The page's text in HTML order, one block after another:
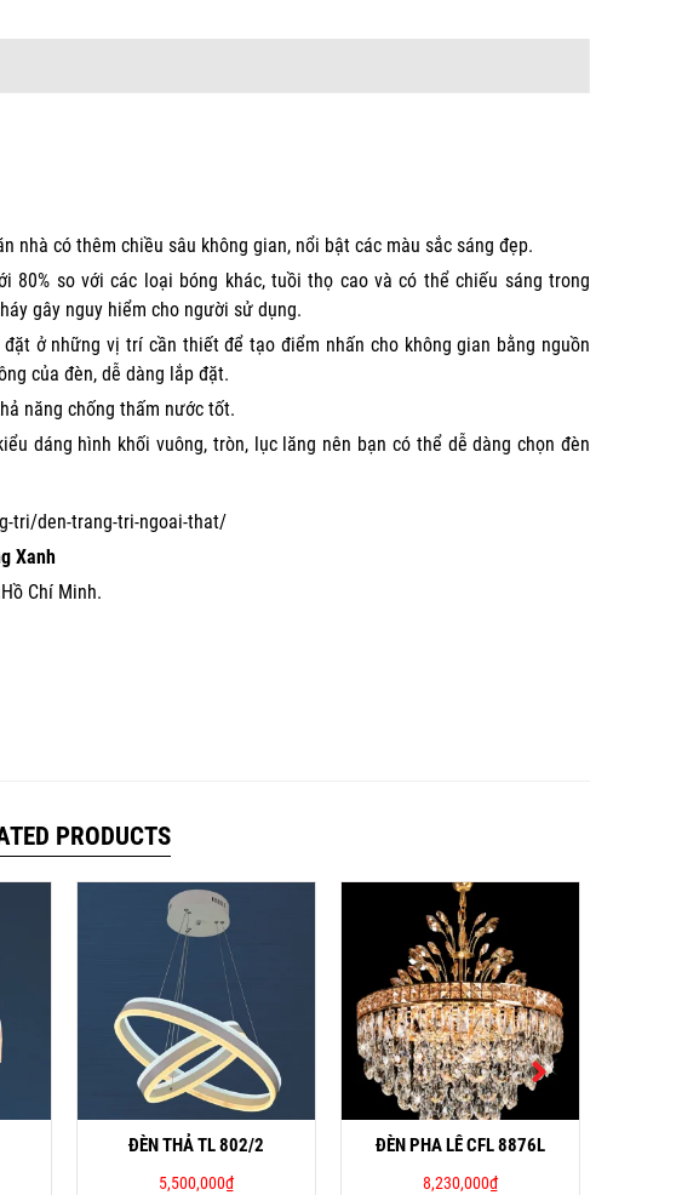
nhà có thêm chiều sâu không gian, nổi bật các màu sắc sáng đẹp.
80% so với các loại bóng khác, tuồi thọ cao và có thể chiếu sáng trong
gây nguy hiểm cho người sử dụng.
ở những vị trí cần thiết để tạo điểm nhấn cho không gian bằng nguồn
của đèn, dễ dàng lắp đặt.
năng chống thấm nước tốt.
dáng hình khối vuông, tròn, lục lăng nên bạn có thể dễ dàng chọn đèn
tri/den-trang-tri-ngoai-that/
Xanh
Chí Minh.
PRODUCTS
ĐÈN THẢ TL 802/2
5,500,000₫
ĐÈN PHA LÊ CFL 8876L
8,230,000₫